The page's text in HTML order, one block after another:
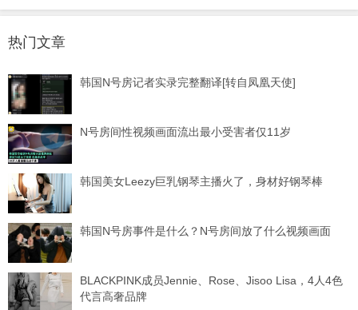
热门文章
韩国N号房记者实录完整翻译[转自凤凰天使]
N号房间性视频画面流出最小受害者仅11岁
韩国美女Leezy巨乳钢琴主播火了，身材好钢琴棒
韩国N号房事件是什么？N号房间放了什么视频画面
BLACKPINK成员Jennie、Rose、Jisoo Lisa，4人4色
代言高奢品牌